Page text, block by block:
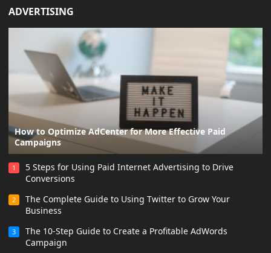
ADVERTISING
How to Optimize AdCenter for More Effective Paid
Campaigns
1
5 Steps for Using Paid Internet Advertising to Drive
Conversions
2
The Complete Guide to Using Twitter to Grow Your
Business
3
The 10-Step Guide to Create a Profitable AdWords
Campaign